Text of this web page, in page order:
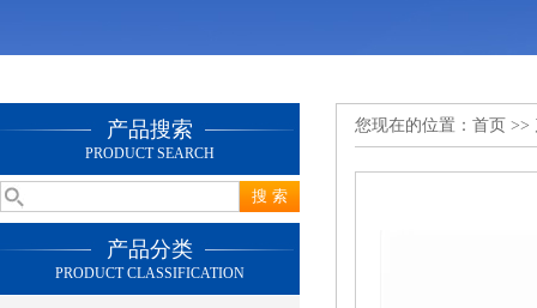
产品搜索
PRODUCT SEARCH
产品分类
PRODUCT CLASSIFICATION
您现在的位置： 首页 >>